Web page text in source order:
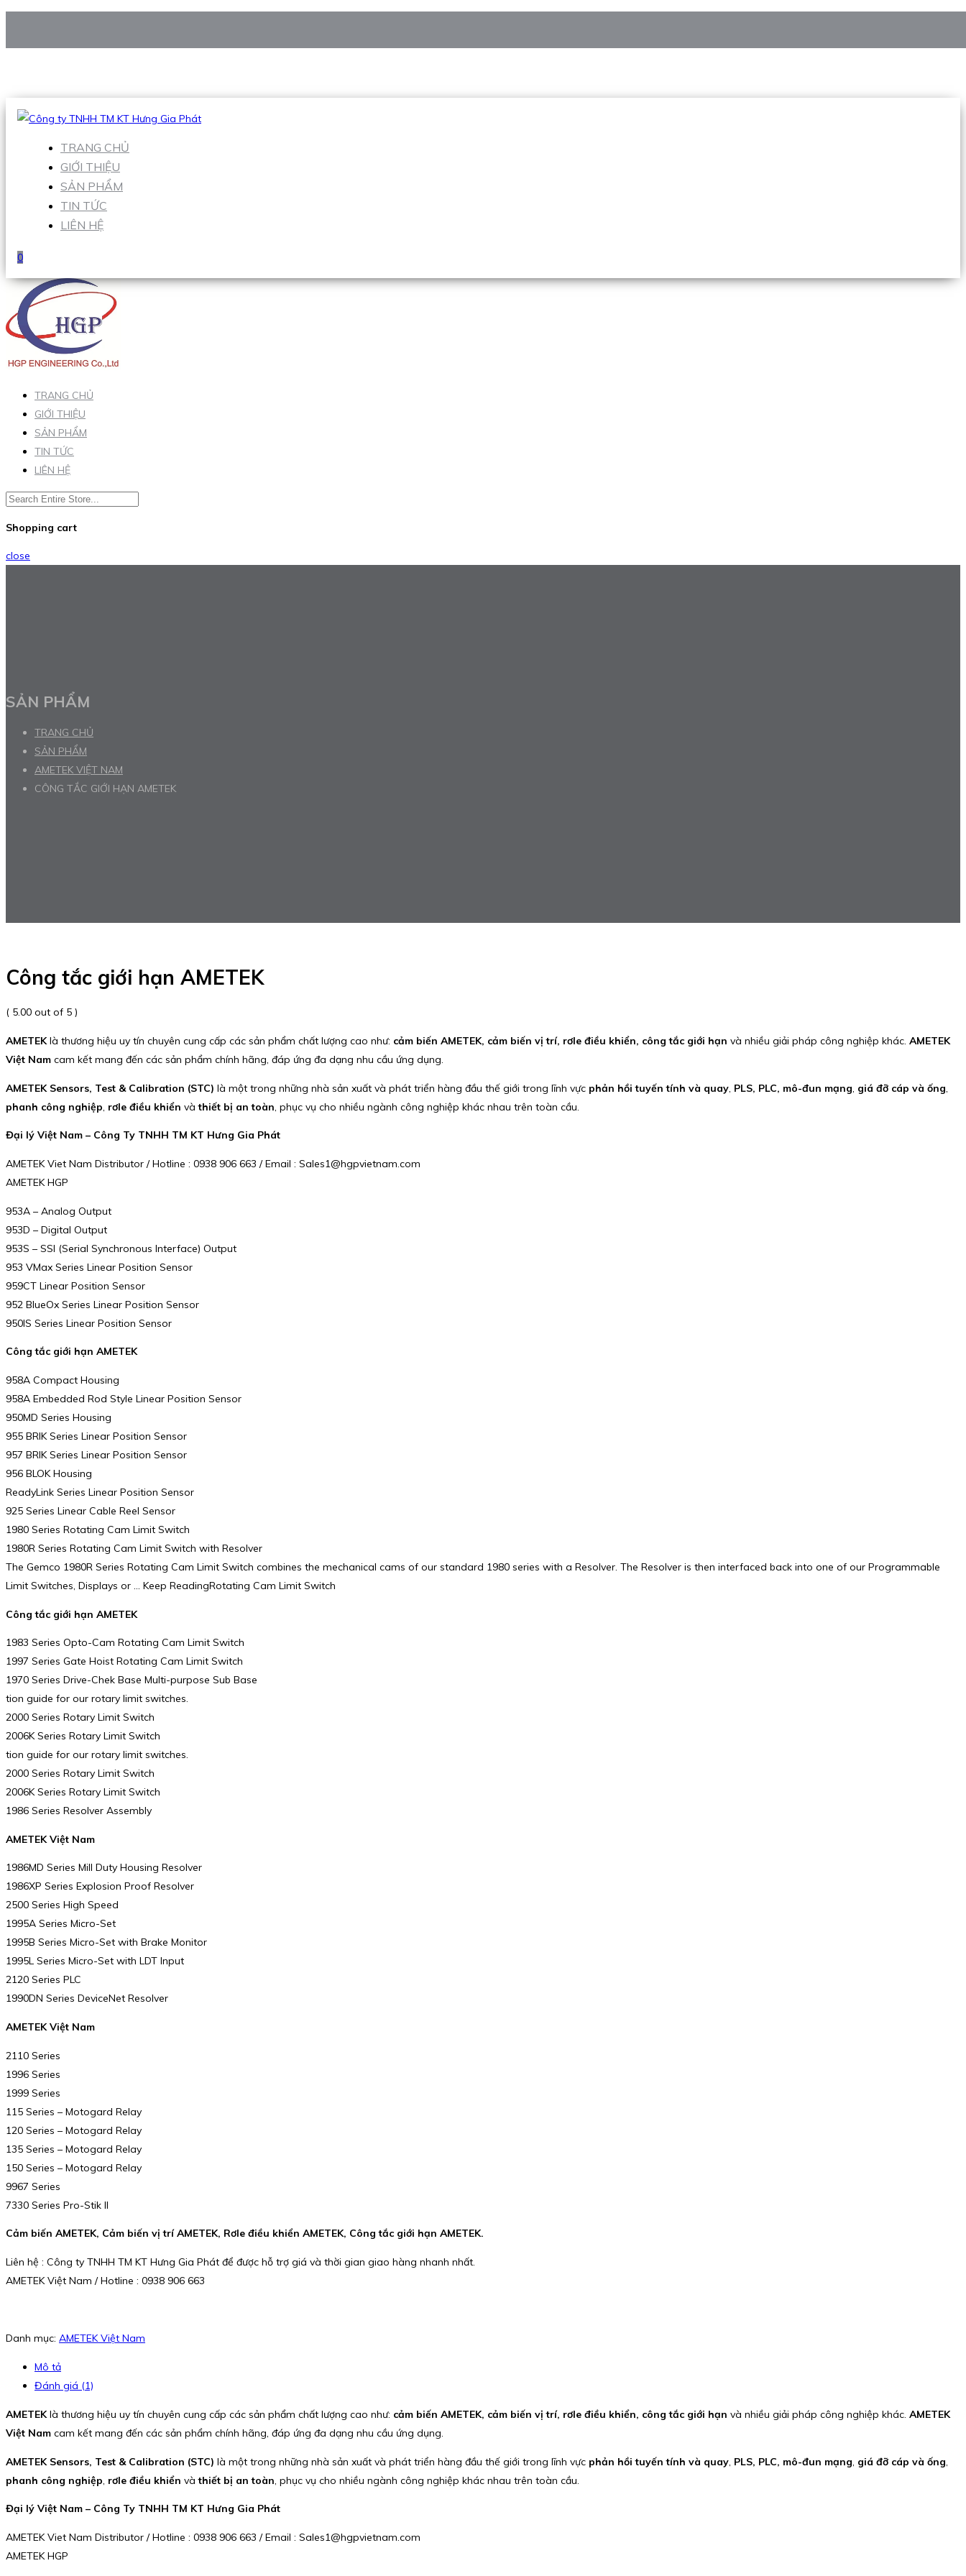
Hotline:0938 906 663
TRANG CHỦ
GIỚI THIỆU
SẢN PHẨM
TIN TỨC
LIÊN HỆ
0
TRANG CHỦ
GIỚI THIỆU
SẢN PHẨM
TIN TỨC
LIÊN HỆ
Shopping cart
close
SẢN PHẨM
TRANG CHỦ
SẢN PHẨM
AMETEK VIỆT NAM
CÔNG TẮC GIỚI HẠN AMETEK
Công tắc giới hạn AMETEK
( 5.00 out of 5 )
AMETEK là thương hiệu uy tín chuyên cung cấp các sản phẩm chất lượng cao như: cảm biến AMETEK, cảm biến vị trí, rơle điều khiển, công tắc giới hạn và nhiều giải pháp công nghiệp khác. AMETEK
Việt Nam cam kết mang đến các sản phẩm chính hãng, đáp ứng đa dạng nhu cầu ứng dụng.
AMETEK Sensors, Test & Calibration (STC) là một trong những nhà sản xuất và phát triển hàng đầu thế giới trong lĩnh vực phản hồi tuyến tính và quay PLS, PLC, mô-đun mạng giá đỡ cáp và ống
phanh công nghiệp rơle điều khiển vàthiết bị an toàn , phục vụ cho nhiều ngành công nghiệp khác nhau trên toàn cầu.
Đại lý Việt Nam – Công Ty TNHH TM KT Hưng Gia Phát
AMETEK Viet Nam Distributor / Hotline : 0938 906 663 / Email : Sales1@hgpvietnam.com
AMETEK HGP
953A – Analog Output
953D – Digital Output
953S – SSI (Serial Synchronous Interface) Output
953 VMax Series Linear Position Sensor
959CT Linear Position Sensor
952 BlueOx Series Linear Position Sensor
950IS Series Linear Position Sensor
Công tắc giới hạn AMETEK
958A Compact Housing
958A Embedded Rod Style Linear Position Sensor
950MD Series Housing
955 BRIK Series Linear Position Sensor
957 BRIK Series Linear Position Sensor
956 BLOK Housing
ReadyLink Series Linear Position Sensor
925 Series Linear Cable Reel Sensor
1980 Series Rotating Cam Limit Switch
1980R Series Rotating Cam Limit Switch with Resolver
The Gemco 1980R Series Rotating Cam Limit Switch combines the mechanical cams of our standard 1980 series with a Resolver. The Resolver is then interfaced back into one of our Programmable
Limit Switches, Displays or … Keep ReadingRotating Cam Limit Switch
Công tắc giới hạn AMETEK
1983 Series Opto-Cam Rotating Cam Limit Switch
1997 Series Gate Hoist Rotating Cam Limit Switch
1970 Series Drive-Chek Base Multi-purpose Sub Base
tion guide for our rotary limit switches.
2000 Series Rotary Limit Switch
2006K Series Rotary Limit Switch
tion guide for our rotary limit switches.
2000 Series Rotary Limit Switch
2006K Series Rotary Limit Switch
1986 Series Resolver Assembly
AMETEK Việt Nam
1986MD Series Mill Duty Housing Resolver
1986XP Series Explosion Proof Resolver
2500 Series High Speed
1995A Series Micro-Set
1995B Series Micro-Set with Brake Monitor
1995L Series Micro-Set with LDT Input
2120 Series PLC
1990DN Series DeviceNet Resolver
AMETEK Việt Nam
2110 Series
1996 Series
1999 Series
115 Series – Motogard Relay
120 Series – Motogard Relay
135 Series – Motogard Relay
150 Series – Motogard Relay
9967 Series
7330 Series Pro-Stik II
Cảm biến AMETEK, Cảm biến vị trí AMETEK, Rơle điều khiển AMETEK, Công tắc giới hạn AMETEK.
Liên hệ : Công ty TNHH TM KT Hưng Gia Phát để được hỗ trợ giá và thời gian giao hàng nhanh nhất.
AMETEK Việt Nam / Hotline : 0938 906 663
Danh mục: AMETEK Việt Nam
Mô tả
Đánh giá (1)
AMETEKlà thương hiệu uy tín chuyên cung cấp các sản phẩm chất lượng cao như: cảm biến AMETEK, cảm biến vị trí, rơle điều khiển, công tắc giới hạn và nhiều giải pháp công nghiệp khác. AMETEK
Việt Nam cam kết mang đến các sản phẩm chính hãng, đáp ứng đa dạng nhu cầu ứng dụng.
AMETEK Sensors, Test & Calibration (STC) là một trong những nhà sản xuất và phát triển hàng đầu thế giới trong lĩnh vực phản hồi tuyến tính và quay, PLS, PLC, mô-đun mạng, giá đỡ cáp và ống,
phanh công nghiệp, rơle điều khiển vàthiết bị an toàn, phục vụ cho nhiều ngành công nghiệp khác nhau trên toàn cầu.
Đại lý Việt Nam – Công Ty TNHH TM KT Hưng Gia Phát
AMETEK Viet Nam Distributor / Hotline : 0938 906 663 / Email : Sales1@hgpvietnam.com
AMETEK HGP